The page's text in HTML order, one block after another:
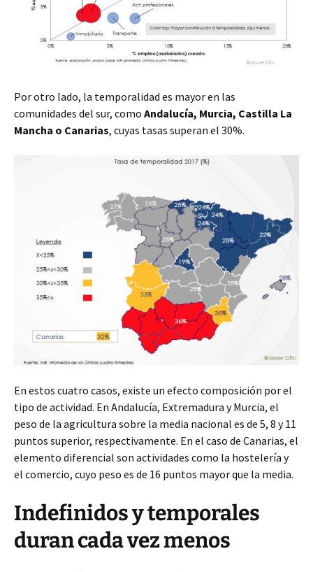
Por otro lado, la temporalidad es mayor en las
comunidades del sur, como Andalucía, Murcia, Castilla La
Mancha o Canarias, cuyas tasas superan el 30%.
En estos cuatro casos, existe un efecto composición por el
tipo de actividad. En Andalucía, Extremadura y Murcia, el
peso de la agricultura sobre la media nacional es de 5, 8 y 11
puntos superior, respectivamente. En el caso de Canarias, el
elemento diferencial son actividades como la hostelería y
el comercio, cuyo peso es de 16 puntos mayor que la media.
Indefinidos y temporales
duran cada vez menos